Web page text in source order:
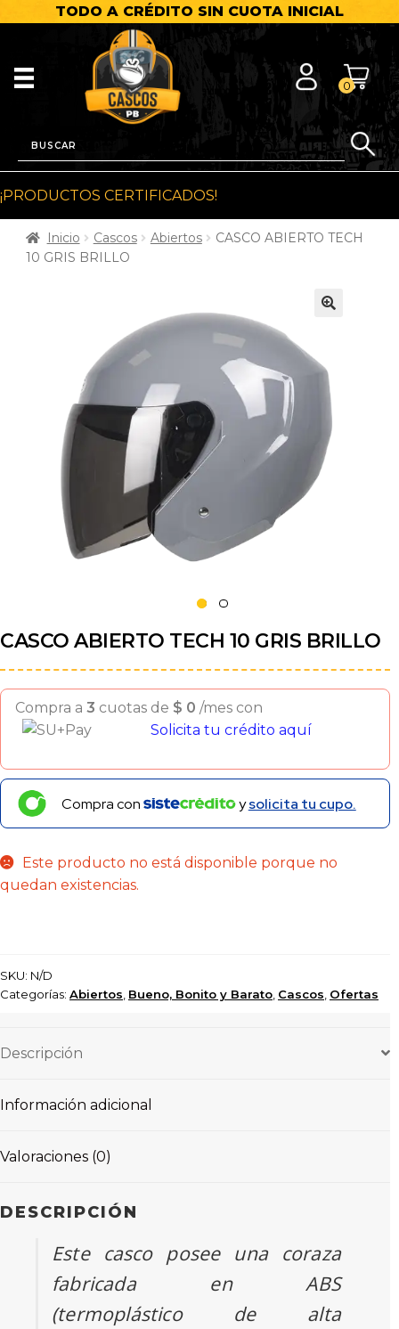
TODO A CRÉDITO SIN CUOTA INICIAL
0
¡PRODUCTOS CERTIFICADOS!
Inicio Cascos Abiertos
CASCO ABIERTO TECH
10 GRIS BRILLO
CASCO ABIERTO TECH 10 GRIS BRILLO
Compra a 3 cuotas de $ 0 /mes con
Solicita tu crédito aquí
Compra con ysolicita tu cupo.
Este producto no está disponible porque no
quedan existencias.
SKU: N/D
Categorías: Abiertos Bueno, Bonito y Barato Cascos Ofertas
Descripción
Información adicional
Valoraciones (0)
DESCRIPCIÓN
Este casco posee una coraza
fabricada en ABS
(termoplástico de alta